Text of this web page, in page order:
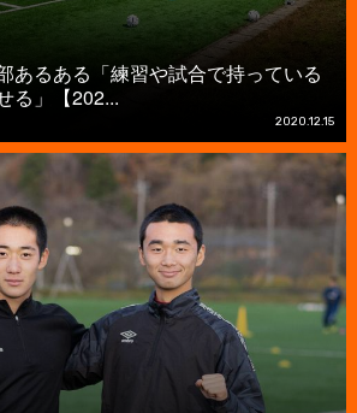
あるある「練習や試合で持っている
る」【202...
2020.12.15